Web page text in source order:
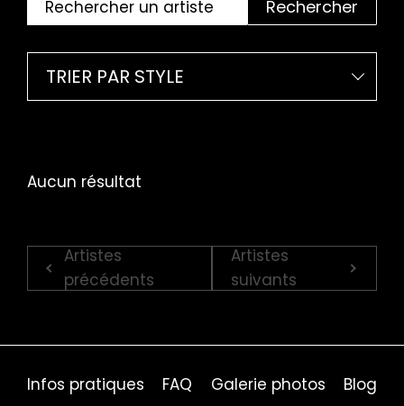
Rechercher
TRIER PAR STYLE
Aucun résultat
Artistes
précédents
Artistes
suivants
Infos pratiques FAQ Galerie photos
Blog